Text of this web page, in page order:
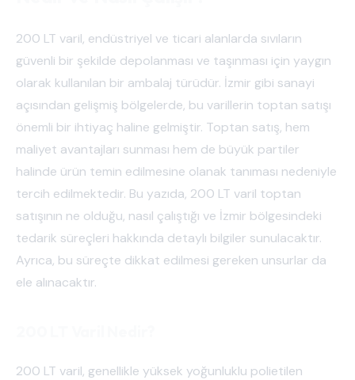
200 LT varil, endüstriyel ve ticari alanlarda sıvıların
güvenli bir şekilde depolanması ve taşınması için yaygın
olarak kullanılan bir ambalaj türüdür. İzmir gibi sanayi
açısından gelişmiş bölgelerde, bu varillerin toptan satışı
önemli bir ihtiyaç haline gelmiştir. Toptan satış, hem
maliyet avantajları sunması hem de büyük partiler
halinde ürün temin edilmesine olanak tanıması nedeniyle
tercih edilmektedir. Bu yazıda, 200 LT varil toptan
satışının ne olduğu, nasıl çalıştığı ve İzmir bölgesindeki
tedarik süreçleri hakkında detaylı bilgiler sunulacaktır.
Ayrıca, bu süreçte dikkat edilmesi gereken unsurlar da
ele alınacaktır.
200 LT varil, genellikle yüksek yoğunluklu polietilen